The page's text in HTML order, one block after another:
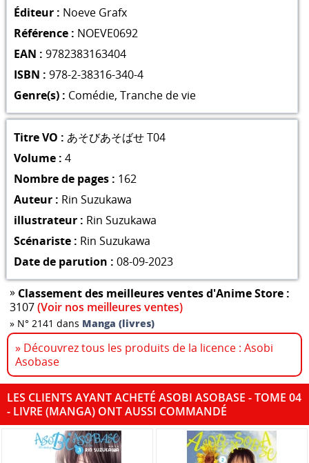
Éditeur : Noeve Grafx
Référence : NOEVE0692
EAN : 9782383163404
ISBN : 978-2-38316-340-4
Genre(s) : Comédie, Tranche de vie
Titre VO : あそびあそばせ T04
Volume : 4
Nombre de pages : 162
Auteur : Rin Suzukawa
illustrateur : Rin Suzukawa
Scénariste : Rin Suzukawa
Date de parution : 08-09-2023
» Classement des meilleures ventes d'Anime Store :
3107(Voir nos meilleures ventes)
» N° 2141 dans Manga (livres)
» Découvrez tous les produits de la licence : Asobi
Asobase
LES CLIENTS AYANT ACHETÉ ASOBI ASOBASE - TOME 04
- LIVRE (MANGA) ONT AUSSI COMMANDÉ